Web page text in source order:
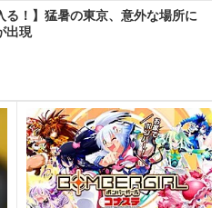
る！】猛暑の東京、意外な場所に
出現